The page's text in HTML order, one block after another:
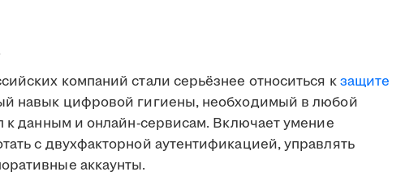
компаний стали серьёзнее относиться кзащите
навык цифровой гигиены, необходимый в любой
к данным и онлайн-сервисам. Включает умение
с двухфакторной аутентификацией, управлять
аккаунты.